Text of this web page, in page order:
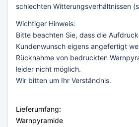
schlechten Witterungsverhältnissen
Wichtiger Hinweis:
Bitte beachten Sie, dass die
Kundenwunsch eigens angefertigt
Rücknahme von bedruckten
leider nicht möglich.
Wir bitten um Ihr Verständnis.
Lieferumfang:
Warnpyramide